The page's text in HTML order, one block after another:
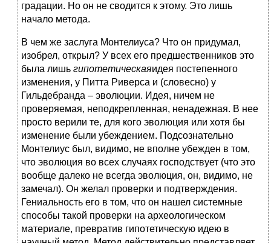
градации. Но он не сводится к этому. Это лишь
начало метода.
В чем же заслуга Монтелиуса? Что он придумал,
изобрел, открыл? У всех его предшественников это
была лишь гипотетическаяидея постепенного
изменения, у Питта Риверса и (словесно) у
Гильдебранда – эволюции. Идея, ничем не
проверяемая, неподкрепленная, ненадежная. В нее
просто верили те, для кого эволюция или хотя бы
изменение были убеждением. Подсознательно
Монтелиус был, видимо, не вполне убежден в том,
что эволюция во всех случаях господствует (что это
вообще далеко не всегда эволюция, он, видимо, не
замечал). Он желал проверки и подтверждения.
Гениальность его в том, что он нашел системные
способы такой проверки на археологическом
материале, превратив гипотетическую идею в